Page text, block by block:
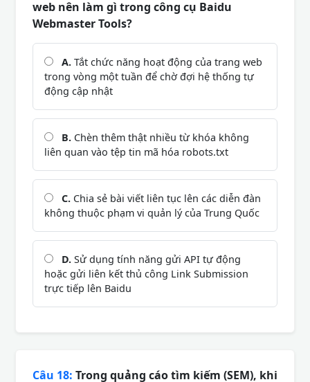
web nên làm gì trong công cụ Baidu
Webmaster Tools?
A. Tắt chức năng hoạt động của trang web
trong vòng một tuần để chờ đợi hệ thống tự
động cập nhật
B. Chèn thêm thật nhiều từ khóa không
liên quan vào tệp tin mã hóa robots.txt
C. Chia sẻ bài viết liên tục lên các diễn đàn
không thuộc phạm vi quản lý của Trung Quốc
D. Sử dụng tính năng gửi API tự động
hoặc gửi liên kết thủ công Link Submission
trực tiếp lên Baidu
Câu 18: Trong quảng cáo tìm kiếm (SEM), khi